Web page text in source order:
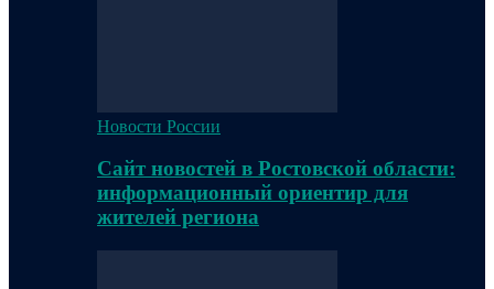
Новости России
Сайт новостей в Ростовской области:
информационный ориентир для
жителей региона